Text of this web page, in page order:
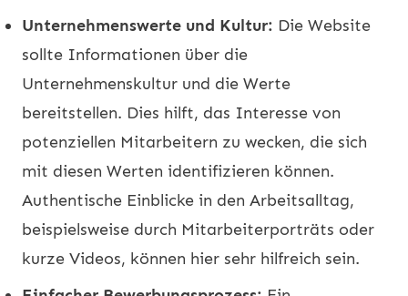
Unternehmenswerte und Kultur: Die Website
sollte Informationen über die
Unternehmenskultur und die Werte
bereitstellen. Dies hilft, das Interesse von
potenziellen Mitarbeitern zu wecken, die sich
mit diesen Werten identifizieren können.
Authentische Einblicke in den Arbeitsalltag,
beispielsweise durch Mitarbeiterporträts oder
kurze Videos, können hier sehr hilfreich sein.